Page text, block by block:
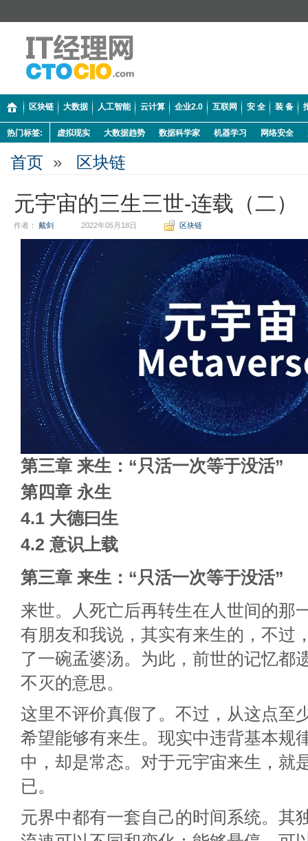
区块链 大数据 人工智能 云计算 企业2.0 互联网 安 全 装 备
热门标签: 虚拟现实 大数据趋势 数据科学家 机器学习 网络安全
首页 » 区块链
元宇宙的三生三世-连载（二）
作者： 戴剑 2022年05月18日 区块链
第三章 来生：“只活一次等于没活”
第四章 永生
4.1 大德曰生
4.2 意识上载
第三章 来生：“只活一次等于没活”
来世。人死亡后再转生在人世间的那
有朋友和我说，其实有来生的，不过
了一碗孟婆汤。为此，前世的记忆都
不灭的意思。
这里不评价真假了。不过，从这点至
希望能够有来生。现实中违背基本规
中，却是常态。对于元宇宙来生，就
已。
元界中都有一套自己的时间系统。其